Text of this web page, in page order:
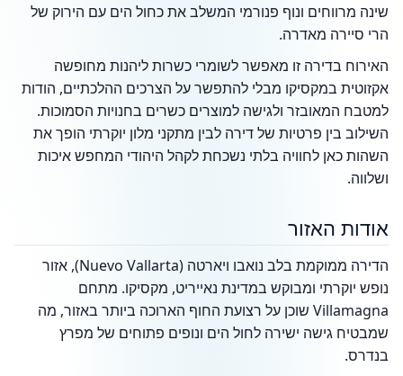
שינה מרווחים ונוף פנורמי המשלב את כחול הים עם הירוק של
הרי סיירה מאדרה.
האירוח בדירה זו מאפשר לשומרי כשרות ליהנות מחופשה
אקזוטית במקסיקו מבלי להתפשר על הצרכים ההלכתיים, הודות
למטבח המאובזר ולגישה למוצרים כשרים בחנויות הסמוכות.
השילוב בין פרטיות של דירה לבין מתקני מלון יוקרתי הופך את
השהות כאן לחוויה בלתי נשכחת לקהל היהודי המחפש איכות
ושלווה.
אודות האזור
הדירה ממוקמת בלב נואבו ויארטה (Nuevo Vallarta), אזור
נופש יוקרתי ומבוקש במדינת נאייריט, מקסיקו. מתחם
Villamagna שוכן על רצועת החוף הארוכה ביותר באזור, מה
שמבטיח גישה ישירה לחול הים ונופים פתוחים של מפרץ
בנדרס.